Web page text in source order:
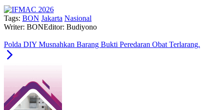
Tags: BON Jakarta Nasional
Writer: BONEditor: Budiyono
Polda DIY Musnahkan Barang Bukti Peredaran Obat Terlarang.